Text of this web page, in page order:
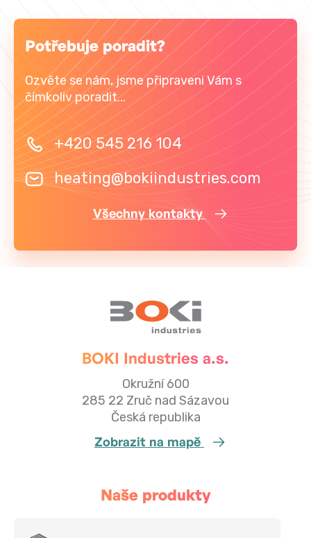
Potřebuje poradit?
Ozvěte se nám, jsme připraveni Vám s
čímkoliv poradit...
+420 545 216 104
heating@bokiindustries.com
Všechny kontakty
BOKI Industries a.s.
Okružní 600
285 22 Zruč nad Sázavou
Česká republika
Zobrazit na mapě
Naše produkty